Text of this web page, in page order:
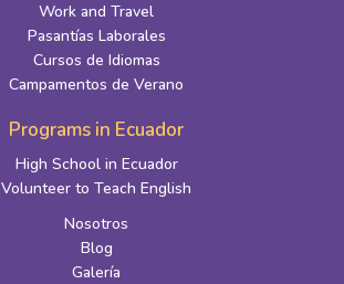
Work and Travel
Pasantías Laborales
Cursos de Idiomas
Campamentos de Verano
Programs in Ecuador
High School in Ecuador
Volunteer to Teach English
Nosotros
Blog
Galería